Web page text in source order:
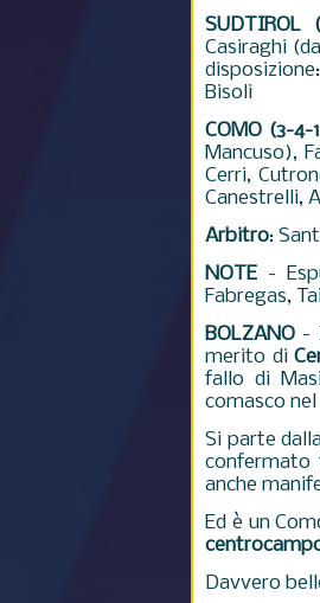
SUDTIROL
Casiraghi
Bisoli
COMO (3-4-
Mancuso),
Cerri,
Canestrelli,
Arbitro:
NOTE -
Fabregas,
BOLZANO -
merito di
fallo di
comasco
Si parte
confermato
anche
Ed è un
Davvero